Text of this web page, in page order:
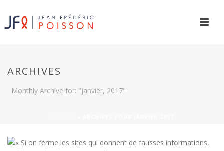
ARCHIVES
Monthly Archive for: "janvier, 2017"